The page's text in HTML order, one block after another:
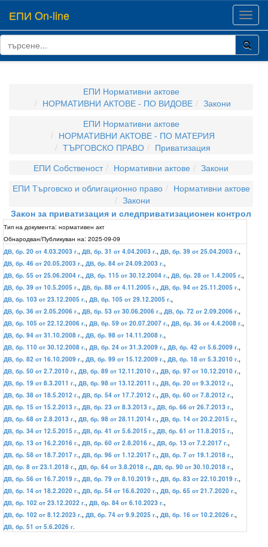
ЕПИ On-line
ЕПИ Нормативни актове
НОРМАТИВНИ АКТОВЕ - ПО ВИДОВЕ
Закони
ЕПИ Нормативни актове
НОРМАТИВНИ АКТОВЕ - ПО МАТЕРИЯ
ТЪРГОВСКО ПРАВО
Приватизация
ЕПИ Собственост
Нормативни актове
Закони
ЕПИ Търговско и облигационно право
Нормативни актове
Закони
Закон за приватизация и следприватизационен контрол
Тип на документа: нормативен акт
Обнародван/Публикуван на: 2025-09-09
ДВ, бр. 20 от 4.03.2003 г., ДВ, бр. 31 от 4.04.2003 г., ДВ, бр. 39 от 25.04.2003 г.,
ДВ, бр. 46 от 20.05.2003 г., ДВ, бр. 84 от 24.09.2003 г.,
ДВ, бр. 55 от 25.06.2004 г., ДВ, бр. 115 от 30.12.2004 г., ДВ, бр. 28 от 1.4.2005 г.,
ДВ, бр. 39 от 10.5.2005 г., ДВ, бр. 88 от 4.11.2005 г., ДВ, бр. 94 от 25.11.2005 г.,
ДВ, бр. 103 от 23.12.2005 г., ДВ, бр. 105 от 29.12.2005 г.,
ДВ, бр. 36 от 2.05.2006 г., ДВ, бр. 53 от 30.06.2006 г., ДВ, бр. 72 от 2.09.2006 г.,
ДВ, бр. 105 от 22.12.2006 г., ДВ, бр. 59 от 20.07.2007 г., ДВ, бр. 36 от 4.4.2008 г.,
ДВ, бр. 94 от 31.10.2008 г., ДВ, бр. 98 от 14.11.2008 г.,
ДВ, бр. 110 от 30.12.2008 г., ДВ, бр. 24 от 31.3.2009 г., ДВ, бр. 42 от 5.6.2009 г.,
ДВ, бр. 82 от 16.10.2009 г., ДВ, бр. 99 от 15.12.2009 г., ДВ, бр. 18 от 5.3.2010 г.,
ДВ, бр. 50 от 2.7.2010 г., ДВ, бр. 89 от 12.11.2010 г., ДВ, бр. 97 от 10.12.2010 г.,
ДВ, бр. 19 от 8.3.2011 г., ДВ, бр. 98 от 13.12.2011 г., ДВ, бр. 20 от 9.3.2012 г.,
ДВ, бр. 38 от 18.5.2012 г., ДВ, бр. 54 от 17.7.2012 г., ДВ, бр. 60 от 7.8.2012 г.,
ДВ, бр. 15 от 15.2.2013 г., ДВ, бр. 23 от 8.3.2013 г., ДВ, бр. 66 от 26.7.2013 г.,
ДВ, бр. 68 от 2.8.2013 г., ДВ, бр. 98 от 28.11.2014 г., ДВ, бр. 14 от 20.2.2015 г.,
ДВ, бр. 34 от 12.5.2015 г., ДВ, бр. 41 от 5.6.2015 г., ДВ, бр. 61 от 11.8.2015 г.,
ДВ, бр. 13 от 16.2.2016 г., ДВ, бр. 60 от 2.8.2016 г., ДВ, бр. 13 от 7.2.2017 г.,
ДВ, бр. 58 от 18.7.2017 г., ДВ, бр. 96 от 1.12.2017 г., ДВ, бр. 7 от 19.1.2018 г.,
ДВ, бр. 8 от 23.1.2018 г., ДВ, бр. 64 от 3.8.2018 г., ДВ, бр. 90 от 30.10.2018 г.,
ДВ, бр. 56 от 16.7.2019 г., ДВ, бр. 79 от 8.10.2019 г., ДВ, бр. 83 от 22.10.2019 г.,
ДВ, бр. 14 от 18.2.2020 г., ДВ, бр. 54 от 16.6.2020 г., ДВ, бр. 65 от 21.7.2020 г.,
ДВ, бр. 102 от 23.12.2022 г., ДВ, бр. 84 от 6.10.2023 г.,
ДВ, бр. 102 от 8.12.2023 г., ДВ, бр. 74 от 9.9.2025 г., ДВ, бр. 16 от 10.2.2026 г.,
ДВ, бр. 51 от 5.6.2026 г.